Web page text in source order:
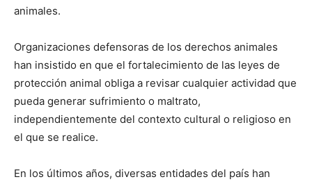
animales.
Organizaciones defensoras de los derechos animales
han insistido en que el fortalecimiento de las leyes de
protección animal obliga a revisar cualquier actividad que
pueda generar sufrimiento o maltrato,
independientemente del contexto cultural o religioso en
el que se realice.
En los últimos años, diversas entidades del país han